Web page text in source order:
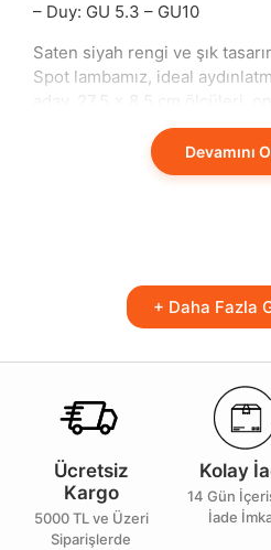
– Duy: GU 5.3 – GU10
Saten siyah rengi ve şık
Spot lambamız, ideal
aday. 27.5 x 8.5 cm ölçüleri,
kullanıma uygun hale
kalite ve güvenilirliğin bir
GU10 duy seçenekleri ile
yatak odasına, çalışma
yer için uygun bir seçenek
tasarımı sayesinde iç mekan
şık bir dokunuş katarken,
mükemmel bir uyum sağlar.
3’lü tasarımı sayesinde daha
karanlık köşeleri aydınlatarak
artırır. Saten siyah rengi,
kolayca kombinlenebilir, bu
atmosfer oluşturmanıza olanak
Devamını
+ Daha Fazla
Ücretsiz
Kargo
5000 TL ve Üzeri
Siparişlerde
Kolay
14 Gün
İade